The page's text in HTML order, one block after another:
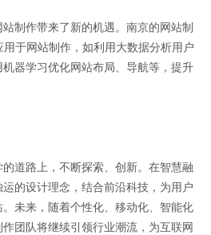
制作带来了新的机遇。南京的网站制
于网站制作，如利用大数据分析用户
器学习优化网站布局、导航等，提升
道路上，不断探索、创新。在智慧融
的设计理念，结合前沿科技，为用户
未来，随着个性化、移动化、智能化
团队将继续引领行业潮流，为互联网